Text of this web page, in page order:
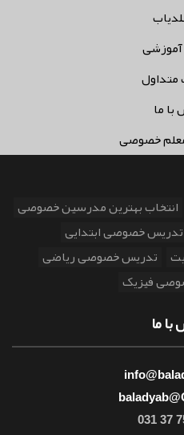
متداول
با ما
خصوصی
انتخاب بهترین مدرسین خصوصی
تدریس خصوصی ابتدایی
تدریس خصوصی ریاضی
فیزیک
ما
031 37